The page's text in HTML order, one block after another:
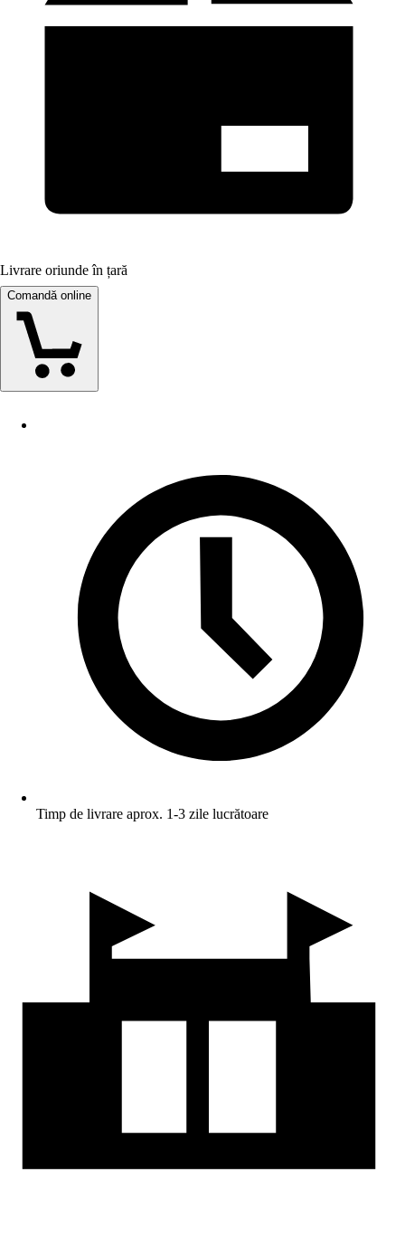
Livrare oriunde în țară
Comandă online
Timp de livrare aprox. 1-3 zile lucrătoare